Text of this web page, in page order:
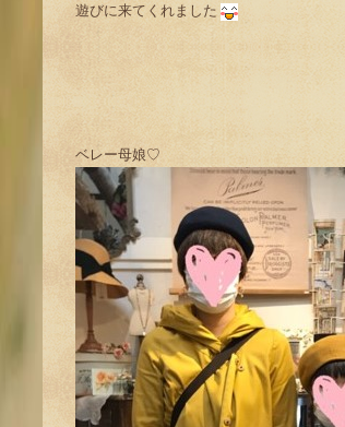
遊びに来てくれました
ベレー母娘♡